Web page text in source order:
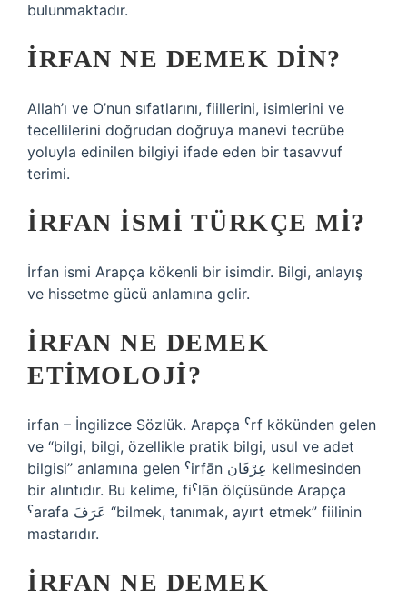
bulunmaktadır.
İRFAN NE DEMEK DIN?
Allah’ı ve O’nun sıfatlarını, fiillerini, isimlerini ve
tecellilerini doğrudan doğruya manevi tecrübe
yoluyla edinilen bilgiyi ifade eden bir tasavvuf
terimi.
İRFAN ISMI TÜRKÇE MI?
İrfan ismi Arapça kökenli bir isimdir. Bilgi, anlayış
ve hissetme gücü anlamına gelir.
İRFAN NE DEMEK
ETIMOLOJI?
irfan – İngilizce Sözlük. Arapça ˁrf kökünden gelen
ve “bilgi, bilgi, özellikle pratik bilgi, usul ve adet
bilgisi” anlamına gelen ˁirfān عِرْفَان kelimesinden
bir alıntıdır. Bu kelime, fiˁlān ölçüsünde Arapça
ˁarafa عَرَفَ “bilmek, tanımak, ayırt etmek” fiilinin
mastarıdır.
İRFAN NE DEMEK